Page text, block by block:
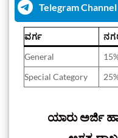
Telegram Channel
ವರ್ಗ
General
Special Category
ಯಾರು ಅರ್ಜಿ